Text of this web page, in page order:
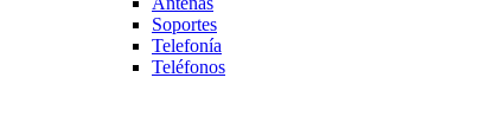
Soportes
Telefonía
Teléfonos